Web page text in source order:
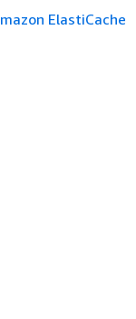
ElastiCache